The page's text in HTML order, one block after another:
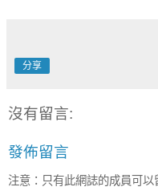
分享
沒有留言:
發佈留言
注意：只有此網誌的成員可以